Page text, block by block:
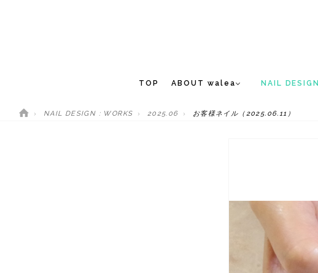
TOP ABOUT walea NAIL DESIGN
NAIL DESIGN : WORKS 2025.06 お客様ネイル（2025.06.11）